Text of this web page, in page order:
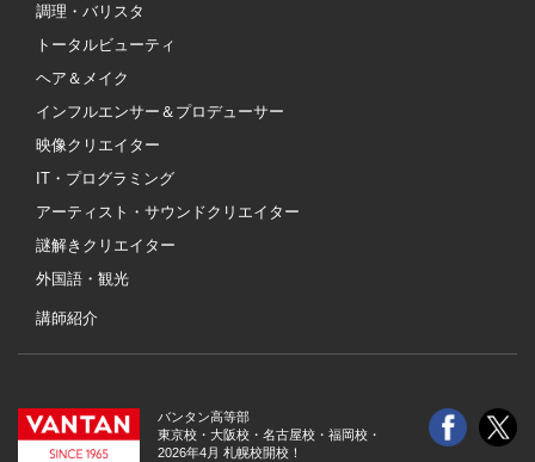
調理・バリスタ
トータルビューティ
ヘア＆メイク
インフルエンサー＆プロデューサー
映像クリエイター
IT・プログラミング
アーティスト・サウンドクリエイター
謎解きクリエイター
外国語・観光
講師紹介
バンタン高等部
東京校・大阪校・ 名古屋校・福岡校・
2026年4月 札幌校開校！